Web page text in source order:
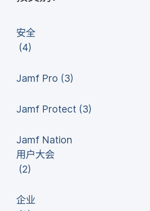
安全
(4)
Jamf Pro (3)
Jamf Protect (3)
Jamf Nation
用​户​大会
(2)
企业